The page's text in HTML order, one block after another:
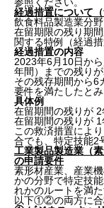
経過措置について
飲食料品製造業分
在留期限の残り期
関する特例（経過
経過措置の内容
2023年6月10日か
年間）までの残り
その残存期間から6
要件を満たしたとみ
具体例
在留期間の残りが
在留期間の残りが
この救済措置によ
合でも、特定技能2
工業製品製造業（
の申請要件
素形材産業、産業
かの分野で特定技
れかのルートを満
以下①②の両方に合
1. 特定技能2
対象の11分
2. 特定技能1
3.特定技能2号
企業側にと
4. 特定技能2
手続きの主
5. 業種別・試
備など）